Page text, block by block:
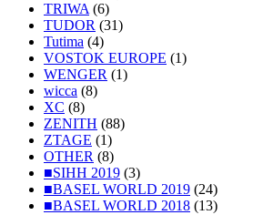
TRIWA (6)
TUDOR (31)
Tutima (4)
VOSTOK EUROPE (1)
WENGER (1)
wicca (8)
XC (8)
ZENITH (88)
ZTAGE (1)
OTHER (8)
■SIHH 2019 (3)
■BASEL WORLD 2019 (24)
■BASEL WORLD 2018 (13)